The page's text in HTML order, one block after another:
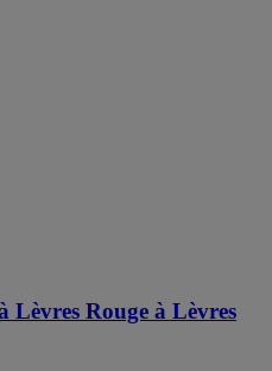
Lèvres Rouge à Lèvres